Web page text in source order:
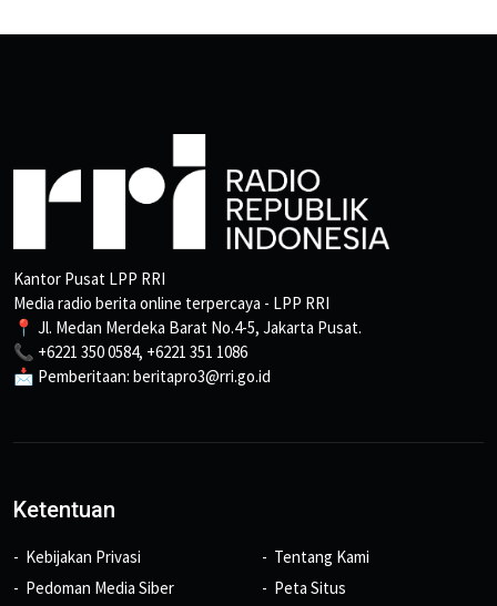
Kantor Pusat LPP RRI
Media radio berita online terpercaya - LPP RRI
📍 Jl. Medan Merdeka Barat No.4-5, Jakarta Pusat.
📞 +6221 350 0584, +6221 351 1086
📩 Pemberitaan: beritapro3@rri.go.id
Ketentuan
Kebijakan Privasi
Pedoman Media Siber
Tentang Kami
Peta Situs